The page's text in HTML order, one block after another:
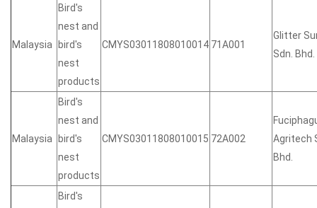
Malaysia
Bird's
nest and
bird's
nest
products
CMYS03011808010014 71A001
Glitter
Sdn. Bhd.
Malaysia
Bird's
nest and
bird's
nest
products
CMYS03011808010015 72A002
Agritech
Bhd.
Bird's